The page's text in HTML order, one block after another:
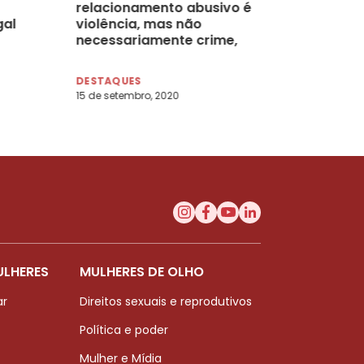
relacionamento abusivo é
violência, mas não
necessariamente crime,
Silvia Chakian
DESTAQUES
15 de setembro, 2020
MULHERES DE OLHO
Direitos sexuais e reprodutivos
Política e poder
Mulher e Mídia